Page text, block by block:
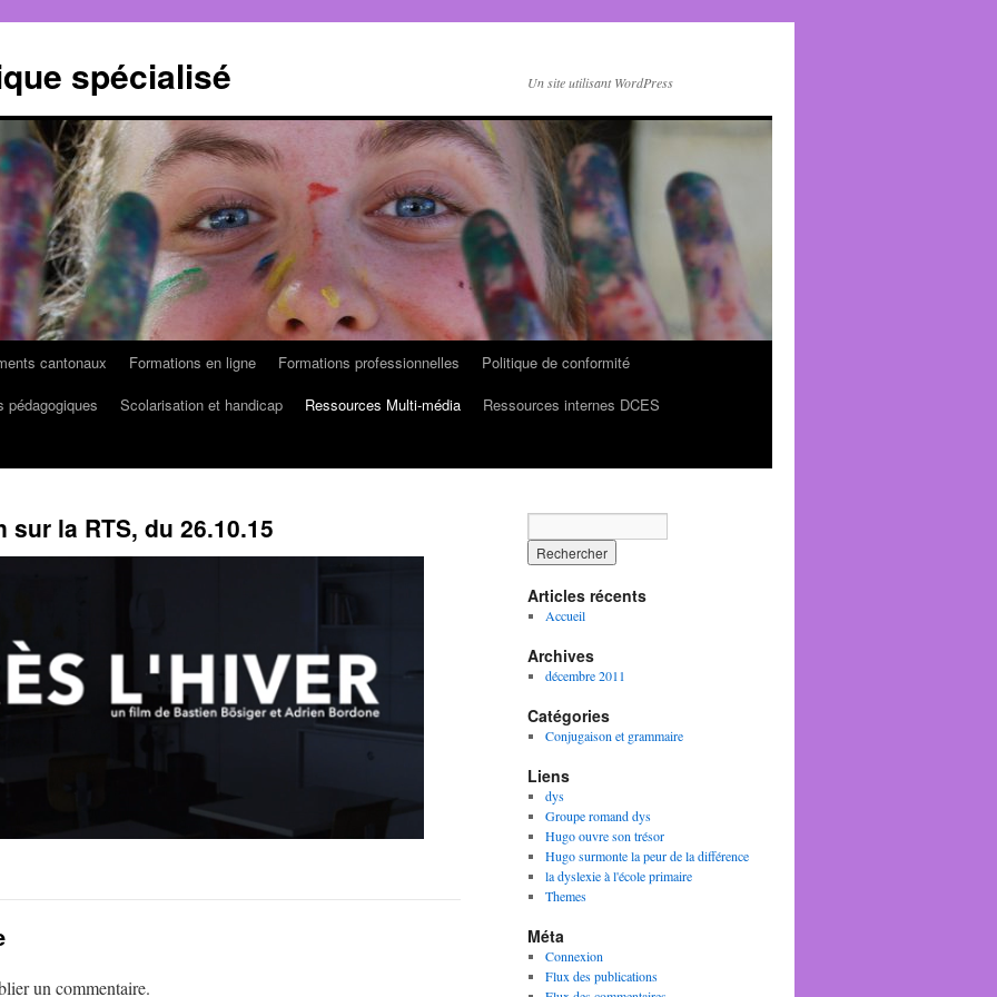
spécialisé Un site utilisant WordPress
cantonaux Formations en ligne Formations professionnelles
Politique de conformité
pédagogiques Scolarisation et handicap Ressources Multi-média
Ressources internes DCES
la RTS, du 26.10.15
un commentaire.
Articles récents
Accueil
Archives
décembre 2011
Catégories
Conjugaison et grammaire
Liens
dys
Groupe romand dys
Hugo ouvre son trésor
Hugo surmonte la peur de la différence
la dyslexie à l'école primaire
Themes
Méta
Connexion
Flux des publications